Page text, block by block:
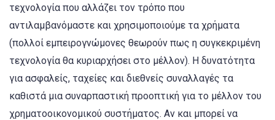
τεχνολογία που αλλάζει τον τρόπο που
αντιλαμβανόμαστε και χρησιμοποιούμε τα χρήματα
(πολλοί εμπειρογνώμονες θεωρούν πως η συγκεκριμένη
τεχνολογία θα κυριαρχήσει στο μέλλον). Η δυνατότητα
για ασφαλείς, ταχείες και διεθνείς συναλλαγές τα
καθιστά μια συναρπαστική προοπτική για το μέλλον του
χρηματοοικονομικού συστήματος. Αν και μπορεί να